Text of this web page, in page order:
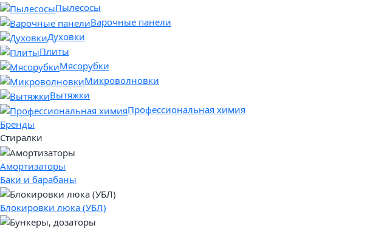
Пылесосы
Варочные панели
Духовки
Плиты
Мясорубки
Микроволновки
Вытяжки
Профессиональная химия
Бренды
Стиралки
Амортизаторы
Баки и барабаны
Блокировки люка (УБЛ)